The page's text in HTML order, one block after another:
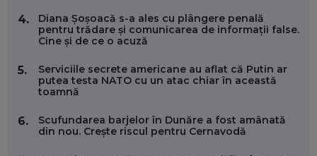
EP. 56
ÎNVAȚĂ AEO ȘI GEO!
EP. 55
OLIVIU MATEI, HOLISUN: SOFTWARE DE LA CLUJ PENTRU
WASHINGTON, OCHELARI INTELIGENȚI ȘI FERME
4.
Diana Șoșoacă s-a ales cu plângere penală
pentru trădare și comunicarea de informații false.
Cine și de ce o acuză
5.
Serviciile secrete americane au aflat că Putin ar
putea testa NATO cu un atac chiar în această
toamnă
6.
Scufundarea barjelor în Dunăre a fost amânată
din nou. Crește riscul pentru Cernavodă